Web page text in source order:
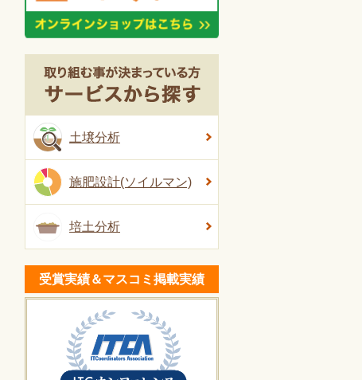
土壌分析
施肥設計(ソイルマン)
培土分析
受賞実績＆マスコミ掲載実績